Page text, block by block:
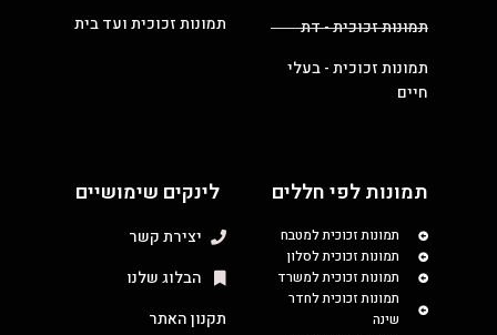
תמונות זכוכית - דת
תמונות זכוכית - בעלי
חיים
תמונות זכוכית ועד בית
תמונות לפי חללים
תמונות זכוכית למטבח
תמונות זכוכית לסלון
תמונות זכוכית למשרד
תמונות זכוכית לחדר
שינה
לינקים שימושיים
יצירת קשר
הבלוג שלנו
תקנון האתר